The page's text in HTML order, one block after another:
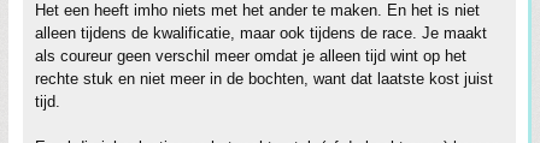
Het een heeft imho niets met het ander te maken. En het is niet
alleen tijdens de kwalificatie, maar ook tijdens de race. Je maakt
als coureur geen verschil meer omdat je alleen tijd wint op het
rechte stuk en niet meer in de bochten, want dat laatste kost juist
tijd.